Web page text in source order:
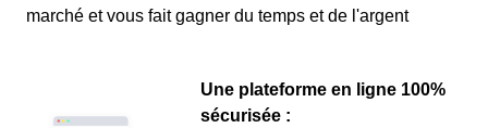
marché et vous fait gagner du temps et de l'argent
Une plateforme en ligne 100%
sécurisée :